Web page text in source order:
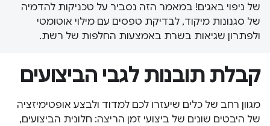
של ניפוי באגים! במאמר הזה נסביר על טכניקות להדמיה
של סגנונות מיקוד, לבדיקת טפסים עם מילוי אוטומטי
ולפתרון שגיאות בשרת באמצעות החלפות של רשת.
קבלת תובנות לגבי הביצועים
מגוון רחב של כלים שיעזרו לכם למדוד ולבצע אופטימיזציה
של היבטים שונים של ביצועי זמן הריצה: חלונית הביצועים,